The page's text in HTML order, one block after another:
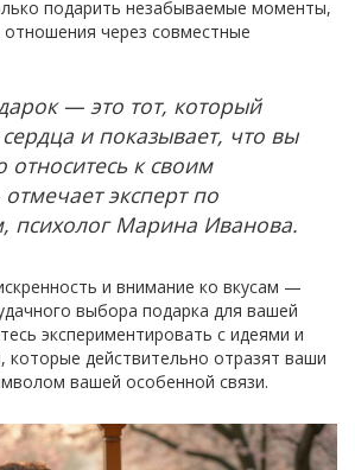
подарить незабываемые моменты,
через совместные
— это тот, который
и показывает, что вы
относитесь к своим
эксперт по
психолог Марина Иванова.
и внимание ко вкусам —
выбора подарка для вашей
экспериментировать с идеями и
действительно отразят ваши
вашей особенной связи.